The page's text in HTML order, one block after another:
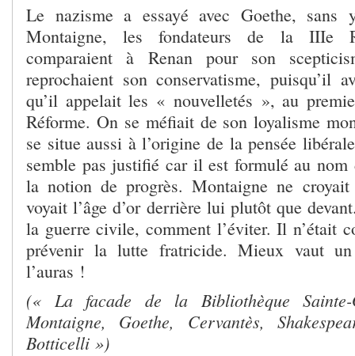
Le nazisme a essayé avec Goethe, sans
Montaigne, les fondateurs de la IIIe
comparaient à Renan pour son
reprochaient son conservatisme, puisqu’il
qu’il appelait les « nouvelletés », au
Réforme. On se méfiait de son loyalisme
se situe aussi à l’origine de la pensée
semble pas justifié car il est formulé au nom
la notion de progrès. Montaigne ne
voyait l’âge d’or derrière lui plutôt que
la guerre civile, comment l’éviter. Il n’était
prévenir la lutte fratricide. Mieux vaut
l’auras !
(« La facade de la Bibliothèque Sainte-
Montaigne, Goethe, Cervantès,
Botticelli »)